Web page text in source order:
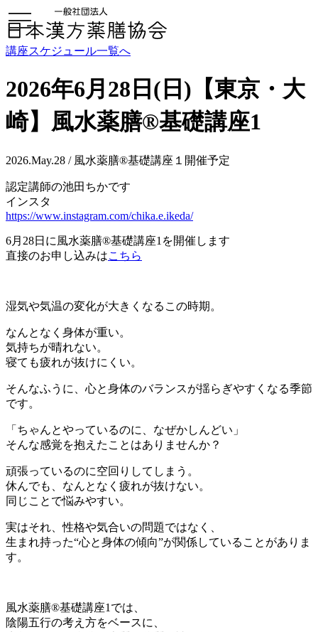
toggle
navigation
講座スケジュール一覧へ
2026年6月28日(日)【東京・大
崎】風水薬膳®基礎講座1
2026.May.28 / 風水薬膳®基礎講座１開催予定
認定講師の池田ちかです
インスタ
https://www.instagram.com/chika.e.ikeda/
6月28日に風水薬膳®︎基礎講座1を開催します
直接のお申し込みはこちら
湿気や気温の変化が大きくなるこの時期。
なんとなく身体が重い。
気持ちが晴れない。
寝ても疲れが抜けにくい。
そんなふうに、心と身体のバランスが揺らぎやすくなる季節
です。
「ちゃんとやっているのに、なぜかしんどい」
そんな感覚を抱えたことはありませんか？
頑張っているのに空回りしてしまう。
休んでも、なんとなく疲れが抜けない。
同じことで悩みやすい。
実はそれ、性格や気合いの問題ではなく、
生まれ持った“心と身体の傾向”が関係していることがありま
す。
風水薬膳®︎基礎講座1では、
陰陽五行の考え方をベースに、